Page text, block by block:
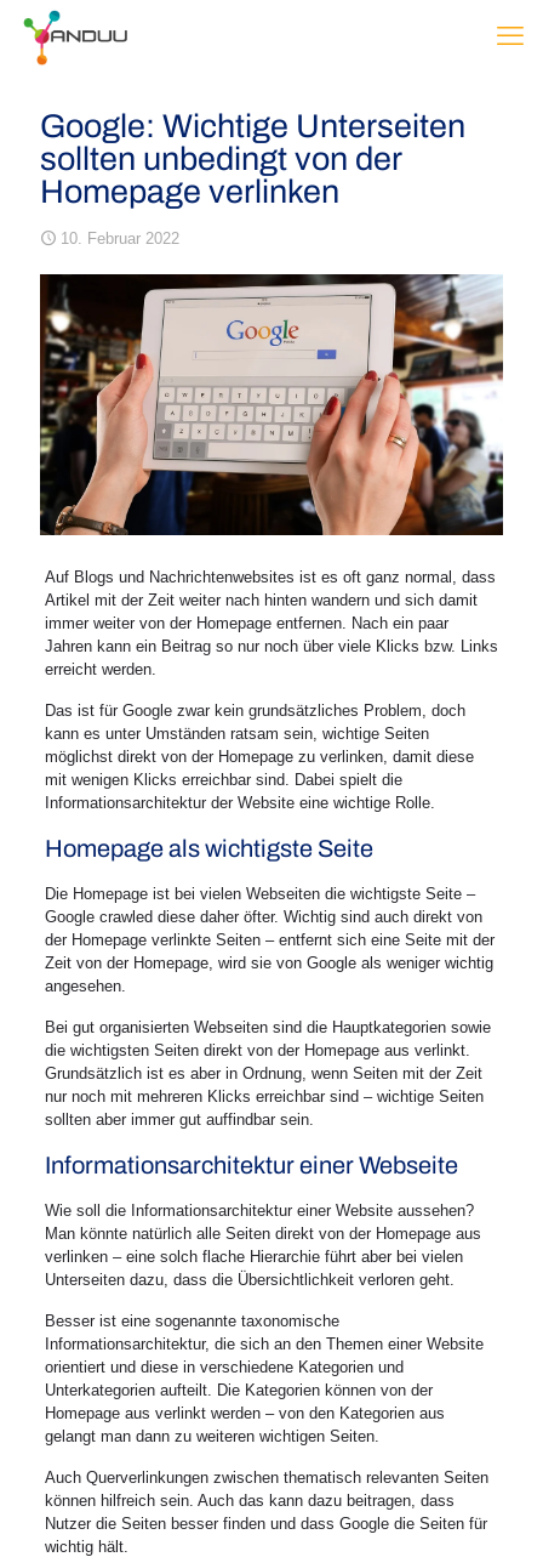
Google: Wichtige Unterseiten
sollten unbedingt von der
Homepage verlinken
10. Februar 2022
Auf Blogs und Nachrichtenwebsites ist es oft ganz normal, dass
Artikel mit der Zeit weiter nach hinten wandern und sich damit
immer weiter von der Homepage entfernen. Nach ein paar
Jahren kann ein Beitrag so nur noch über viele Klicks bzw. Links
erreicht werden.
Das ist für Google zwar kein grundsätzliches Problem, doch
kann es unter Umständen ratsam sein, wichtige Seiten
möglichst direkt von der Homepage zu verlinken, damit diese
mit wenigen Klicks erreichbar sind. Dabei spielt die
Informationsarchitektur der Website eine wichtige Rolle.
Homepage als wichtigste Seite
Die Homepage ist bei vielen Webseiten die wichtigste Seite –
Google crawled diese daher öfter. Wichtig sind auch direkt von
der Homepage verlinkte Seiten – entfernt sich eine Seite mit der
Zeit von der Homepage, wird sie von Google als weniger wichtig
angesehen.
Bei gut organisierten Webseiten sind die Hauptkategorien sowie
die wichtigsten Seiten direkt von der Homepage aus verlinkt.
Grundsätzlich ist es aber in Ordnung, wenn Seiten mit der Zeit
nur noch mit mehreren Klicks erreichbar sind – wichtige Seiten
sollten aber immer gut auffindbar sein.
Informationsarchitektur einer Webseite
Wie soll die Informationsarchitektur einer Website aussehen?
Man könnte natürlich alle Seiten direkt von der Homepage aus
verlinken – eine solch flache Hierarchie führt aber bei vielen
Unterseiten dazu, dass die Übersichtlichkeit verloren geht.
Besser ist eine sogenannte taxonomische
Informationsarchitektur, die sich an den Themen einer Website
orientiert und diese in verschiedene Kategorien und
Unterkategorien aufteilt. Die Kategorien können von der
Homepage aus verlinkt werden – von den Kategorien aus
gelangt man dann zu weiteren wichtigen Seiten.
Auch Querverlinkungen zwischen thematisch relevanten Seiten
können hilfreich sein. Auch das kann dazu beitragen, dass
Nutzer die Seiten besser finden und dass Google die Seiten für
wichtig hält.